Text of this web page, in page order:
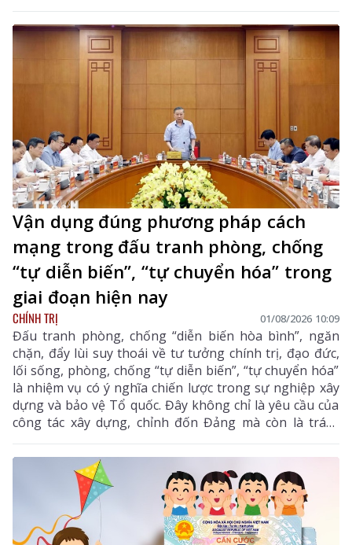
Vận dụng đúng phương pháp cách
mạng trong đấu tranh phòng, chống
“tự diễn biến”, “tự chuyển hóa” trong
giai đoạn hiện nay
CHÍNH TRỊ 01/08/2026 10:09
Đấu tranh phòng, chống “diễn biến hòa bình”, ngăn
chặn, đẩy lùi suy thoái về tư tưởng chính trị, đạo đức,
lối sống, phòng, chống “tự diễn biến”, “tự chuyển hóa”
là nhiệm vụ có ý nghĩa chiến lược trong sự nghiệp xây
dựng và bảo vệ Tổ quốc. Đây không chỉ là yêu cầu của
công tác xây dựng, chỉnh đốn Đảng mà còn là trách
nhiệm của mỗi cán bộ, đảng viên và công dân yêu
nước.